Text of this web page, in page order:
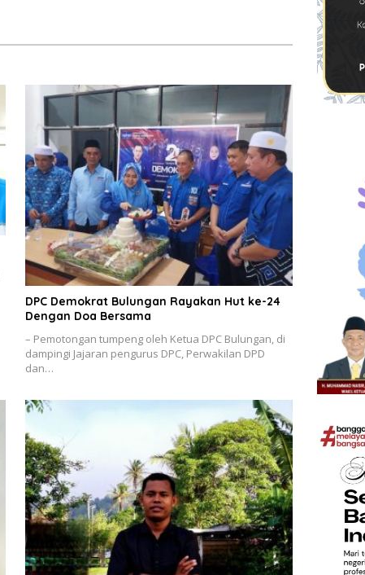
DPC Demokrat Bulungan Rayakan Hut ke-24
Dengan Doa Bersama
– Pemotongan tumpeng oleh Ketua DPC Bulungan, di
dampingi Jajaran pengurus DPC, Perwakilan DPD
dan…